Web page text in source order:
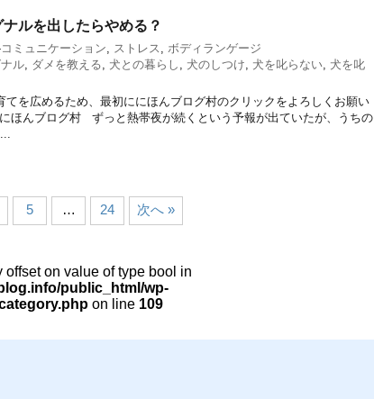
ルを出したらやめる？
コミュニケーション, ストレス , ボディランゲージ
ル, ダメを教える, 犬との暮らし , 犬のしつけ, 犬を叱らない, 犬を叱
を広めるため、最初ににほんブログ村のクリックをよろしくお願い
んブログ村 ずっと熱帯夜が続くという予報が出ていたが、うちの
5 … 24 次へ »
offset on value of type bool in
public_html/wp-
on line 109